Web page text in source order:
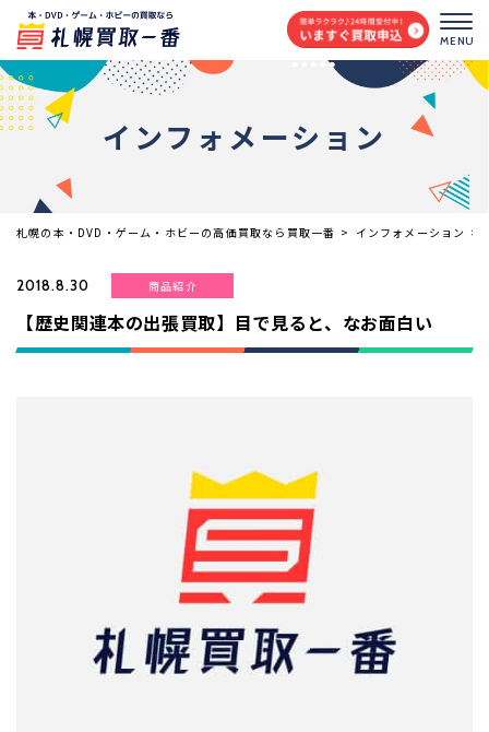
MENU
インフォメーション
札幌の本・DVD・ゲーム・ホビーの高価買取なら買取一番 > インフォメーション >
2018.8.30 商品紹介
【歴史関連本の出張買取】目で見ると、なお面白い